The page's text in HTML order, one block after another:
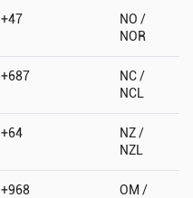
+47
NO /
NOR
+687
NC /
NCL
+64
NZ /
NZL
+968
OM /